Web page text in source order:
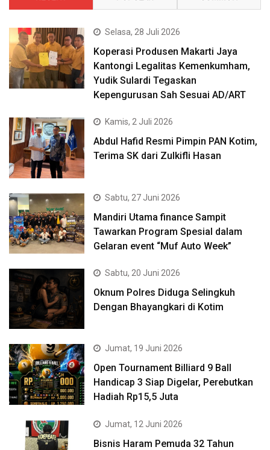
Selasa, 28 Juli 2026
Koperasi Produsen Makarti Jaya
Kantongi Legalitas Kemenkumham,
Yudik Sulardi Tegaskan
Kepengurusan Sah Sesuai AD/ART
Kamis, 2 Juli 2026
Abdul Hafid Resmi Pimpin PAN Kotim,
Terima SK dari Zulkifli Hasan
Sabtu, 27 Juni 2026
Mandiri Utama finance Sampit
Tawarkan Program Spesial dalam
Gelaran event “Muf Auto Week”
Sabtu, 20 Juni 2026
Oknum Polres Diduga Selingkuh
Dengan Bhayangkari di Kotim
Jumat, 19 Juni 2026
Open Tournament Billiard 9 Ball
Handicap 3 Siap Digelar, Perebutkan
Hadiah Rp15,5 Juta
Jumat, 12 Juni 2026
Bisnis Haram Pemuda 32 Tahun